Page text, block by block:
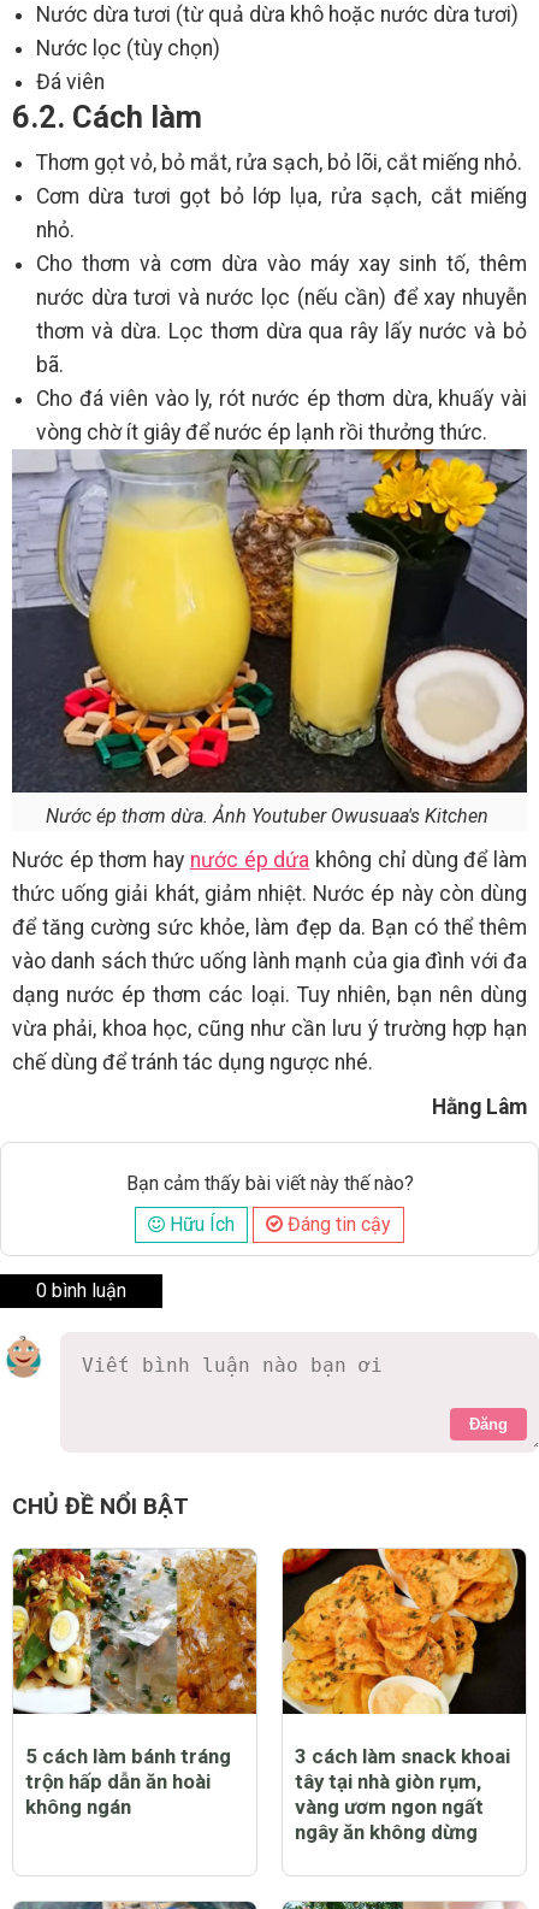
Nước dừa tươi (từ quả dừa khô hoặc nước dừa tươi)
Nước lọc (tùy chọn)
Đá viên
6.2. Cách làm
Thơm gọt vỏ, bỏ mắt, rửa sạch, bỏ lõi, cắt miếng nhỏ.
Cơm dừa tươi gọt bỏ lớp lụa, rửa sạch, cắt miếng
nhỏ.
Cho thơm và cơm dừa vào máy xay sinh tố, thêm
nước dừa tươi và nước lọc (nếu cần) để xay nhuyễn
thơm và dừa. Lọc thơm dừa qua rây lấy nước và bỏ
bã.
Cho đá viên vào ly, rót nước ép thơm dừa, khuấy vài
vòng chờ ít giây để nước ép lạnh rồi thưởng thức.
Nước ép thơm dừa. Ảnh Youtuber Owusuaa's Kitchen
Nước ép thơm hay nước ép dứa không chỉ dùng để làm
thức uống giải khát, giảm nhiệt. Nước ép này còn dùng
để tăng cường sức khỏe, làm đẹp da. Bạn có thể thêm
vào danh sách thức uống lành mạnh của gia đình với đa
dạng nước ép thơm các loại. Tuy nhiên, bạn nên dùng
vừa phải, khoa học, cũng như cần lưu ý trường hợp hạn
chế dùng để tránh tác dụng ngược nhé.
Hằng Lâm
Bạn cảm thấy bài viết này thế nào?
Hữu Ích
Đáng tin cậy
0 bình luận
Đăng
CHỦ ĐỀ NỔI BẬT
5 cách làm bánh tráng
trộn hấp dẫn ăn hoài
không ngán
3 cách làm snack khoai
tây tại nhà giòn rụm,
vàng ươm ngon ngất
ngây ăn không dừng